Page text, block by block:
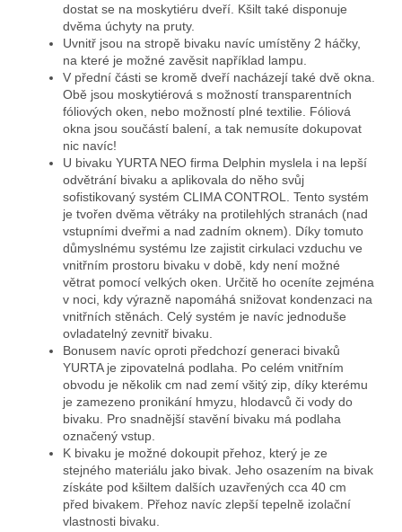
dostat se na moskytiéru dveří. Kšilt také disponuje
dvěma úchyty na pruty.
Uvnitř jsou na stropě bivaku navíc umístěny 2 háčky,
na které je možné zavěsit například lampu.
V přední části se kromě dveří nacházejí také dvě okna.
Obě jsou moskytiérová s možností transparentních
fóliových oken, nebo možností plné textilie. Fóliová
okna jsou součástí balení, a tak nemusíte dokupovat
nic navíc!
U bivaku YURTA NEO firma Delphin myslela i na lepší
odvětrání bivaku a aplikovala do něho svůj
sofistikovaný systém CLIMA CONTROL. Tento systém
je tvořen dvěma větráky na protilehlých stranách (nad
vstupními dveřmi a nad zadním oknem). Díky tomuto
důmyslnému systému lze zajistit cirkulaci vzduchu ve
vnitřním prostoru bivaku v době, kdy není možné
větrat pomocí velkých oken. Určitě ho oceníte zejména
v noci, kdy výrazně napomáhá snižovat kondenzaci na
vnitřních stěnách. Celý systém je navíc jednoduše
ovladatelný zevnitř bivaku.
Bonusem navíc oproti předchozí generaci bivaků
YURTA je zipovatelná podlaha. Po celém vnitřním
obvodu je několik cm nad zemí všitý zip, díky kterému
je zamezeno pronikání hmyzu, hlodavců či vody do
bivaku. Pro snadnější stavění bivaku má podlaha
označený vstup.
K bivaku je možné dokoupit přehoz, který je ze
stejného materiálu jako bivak. Jeho osazením na bivak
získáte pod kšiltem dalších uzavřených cca 40 cm
před bivakem. Přehoz navíc zlepší tepelně izolační
vlastnosti bivaku.